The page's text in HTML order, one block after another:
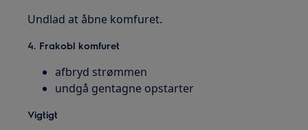
Undlad at åbne komfuret.
4. Frakobl komfuret
afbryd strømmen
undgå gentagne opstarter
Vigtigt